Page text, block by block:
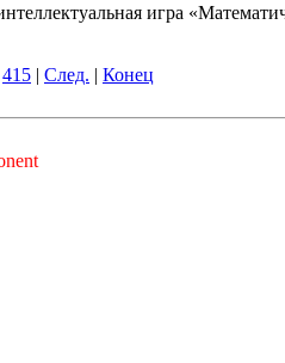
игра
415 | След. | Конец